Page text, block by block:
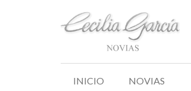
INICIO NOVIAS